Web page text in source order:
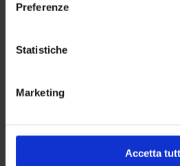
Preferenze
Statistiche
Marketing
Accetta
Congresso Nazionale